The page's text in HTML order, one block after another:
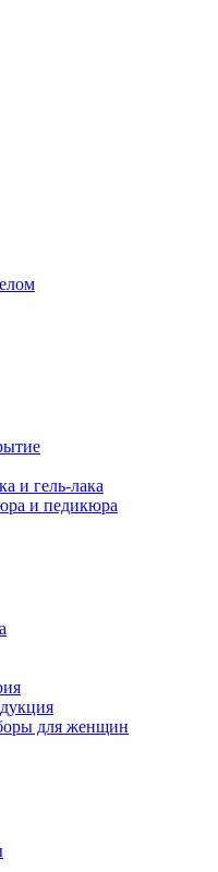
и гель-лака
и педикюра
для женщин